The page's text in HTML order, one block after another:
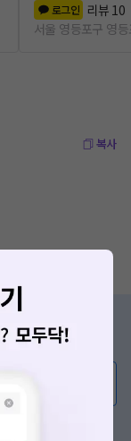
로그인 리뷰 10
서울 영등포구 영
복사
요?
러가기